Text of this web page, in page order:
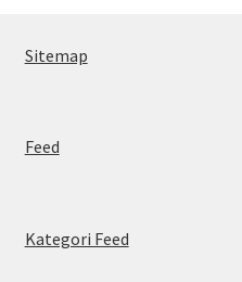
Sitemap
Feed
Kategori Feed